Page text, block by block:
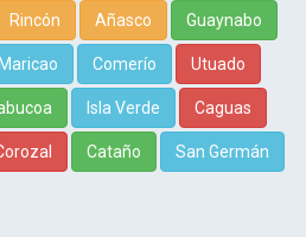
Rincón Añasco Guaynabo
Maricao Comerío Utuado
Isla Verde Caguas
Cataño San Germán